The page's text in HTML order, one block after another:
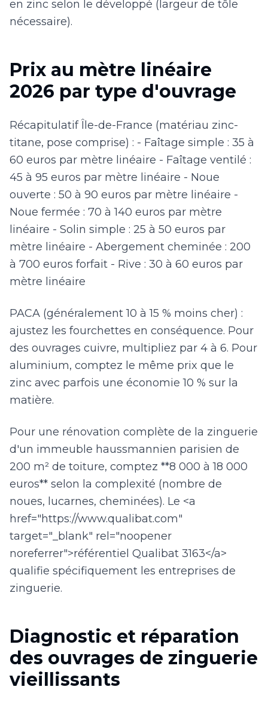
en zinc selon le développé (largeur de tôle
nécessaire).
Prix au mètre linéaire
2026 par type d'ouvrage
Récapitulatif Île-de-France (matériau zinc-
titane, pose comprise) : - Faîtage simple : 35 à
60 euros par mètre linéaire - Faîtage ventilé :
45 à 95 euros par mètre linéaire - Noue
ouverte : 50 à 90 euros par mètre linéaire -
Noue fermée : 70 à 140 euros par mètre
linéaire - Solin simple : 25 à 50 euros par
mètre linéaire - Abergement cheminée : 200
à 700 euros forfait - Rive : 30 à 60 euros par
mètre linéaire
PACA (généralement 10 à 15 % moins cher) :
ajustez les fourchettes en conséquence. Pour
des ouvrages cuivre, multipliez par 4 à 6. Pour
aluminium, comptez le même prix que le
zinc avec parfois une économie 10 % sur la
matière.
Pour une rénovation complète de la zinguerie
d'un immeuble haussmannien parisien de
200 m² de toiture, comptez **8 000 à 18 000
euros** selon la complexité (nombre de
noues, lucarnes, cheminées). Le <a
href="https://www.qualibat.com"
target="_blank" rel="noopener
noreferrer">référentiel Qualibat 3163</a>
qualifie spécifiquement les entreprises de
zinguerie.
Diagnostic et réparation
des ouvrages de zinguerie
vieillissants